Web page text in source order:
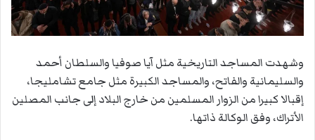
وشهدت المساجد التاريخية مثل آيا صوفيا والسلطان أحمد
والسليمانية والفاتح، والمساجد الكبيرة مثل جامع تشامليجا،
إقبالا كبيرا من الزوار المسلمين من خارج البلاد إلى جانب المصلين
الأتراك، وفق الوكالة ذاتها.